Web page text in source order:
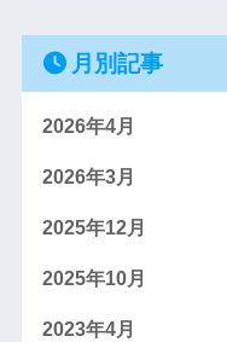
月別記事
2026年4月
2026年3月
2025年12月
2025年10月
2023年4月